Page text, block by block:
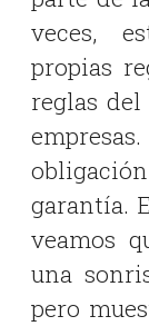
veces,
propias
reglas
garantía.
veamos
una
pero